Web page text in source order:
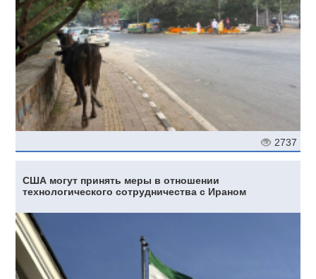
2737
США могут принять меры в отношении
технологического сотрудничества с Ираном